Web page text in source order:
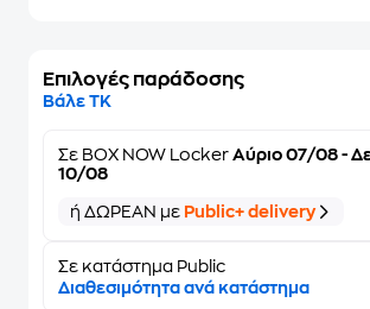
Επιλογές παράδοσης
Βάλε ΤΚ
Σε BOX NOW Locker Αύριο 07/08 -
10/08
ή ΔΩΡΕΑΝ με Public+ delivery
Σε κατάστημα Public
Διαθεσιμότητα ανά κατάστημα